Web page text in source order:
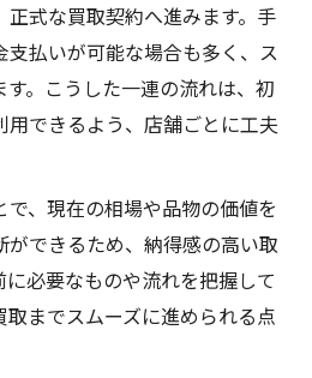
式な買取契約へ進みます。手
払いが可能な場合も多く、ス
。こうした一連の流れは、初
できるよう、店舗ごとに工夫
、現在の相場や品物の価値を
できるため、納得感の高い取
必要なものや流れを把握して
までスムーズに進められる点